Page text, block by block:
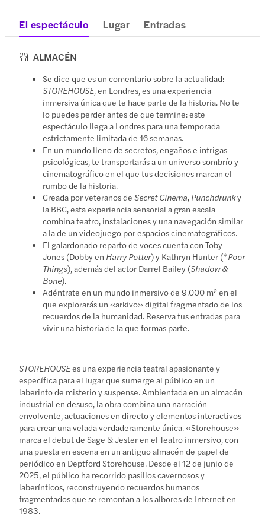
El espectáculo Lugar Entradas
ALMACÉN
Se dice que es un comentario sobre la actualidad:
STOREHOUSE, en Londres, es una experiencia
inmersiva única que te hace parte de la historia. No te
lo puedes perder antes de que termine: este
espectáculo llega a Londres para una temporada
estrictamente limitada de 16 semanas.
En un mundo lleno de secretos, engaños e intrigas
psicológicas, te transportarás a un universo sombrío y
cinematográfico en el que tus decisiones marcan el
rumbo de la historia.
Creada por veteranos deSecret Cinema, Punchdrunky
la BBC, esta experiencia sensorial a gran escala
combina teatro, instalaciones y una navegación similar
a la de un videojuego por espacios cinematográficos.
El galardonado reparto de voces cuenta con Toby
Jones (Dobby en Harry Potter) y Kathryn Hunter (*Poor
Things), además del actor Darrel Bailey (Shadow &
Bone).
Adéntrate en un mundo inmersivo de 9.000 m² en el
que explorarás un «arkivo» digital fragmentado de los
recuerdos de la humanidad. Reserva tus entradas para
vivir una historia de la que formas parte.
STOREHOUSEes una experiencia teatral apasionante y
específica para el lugar que sumerge al público en un
laberinto de misterio y suspense. Ambientada en un almacén
industrial en desuso, la obra combina una narración
envolvente, actuaciones en directo y elementos interactivos
para crear una velada verdaderamente única. «Storehouse»
marca el debut de Sage & Jester en el Teatro inmersivo, con
una puesta en escena en un antiguo almacén de papel de
periódico en Deptford Storehouse. Desde el 12 de junio de
2025, el público ha recorrido pasillos cavernosos y
laberínticos, reconstruyendo recuerdos humanos
fragmentados que se remontan a los albores de Internet en
1983.